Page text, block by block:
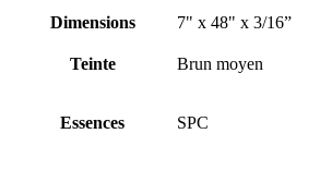
Dimensions 7" x 48" x 3/16”
Teinte Brun moyen
Essences SPC